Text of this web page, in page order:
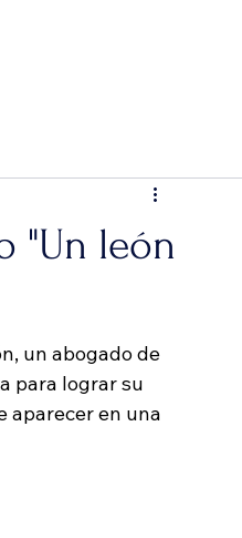
"Un león
un abogado de
para lograr su
aparecer en una